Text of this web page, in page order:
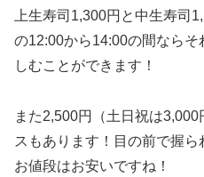
上生寿司1,300円と中生寿司
の12:00から14:00の間なら
しむことができます！
また2,500円（土日祝は
スもあります！目の前で握
お値段はお安いですね！